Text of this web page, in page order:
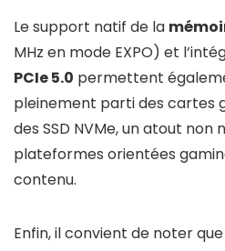
Le support natif de la
MHz en mode EXPO) et
PCIe 5.0 permettent
pleinement parti des cartes
des SSD NVMe, un atout non
plateformes orientées
contenu.
Enfin, il convient de noter